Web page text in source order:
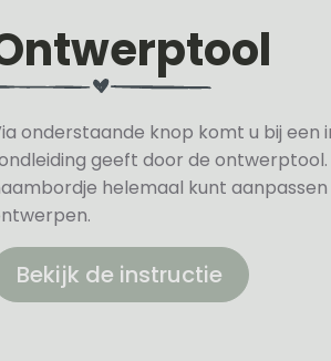
onderstaande knop komt u bij een
geeft door de
helemaal kunt
Bekijk de instructie